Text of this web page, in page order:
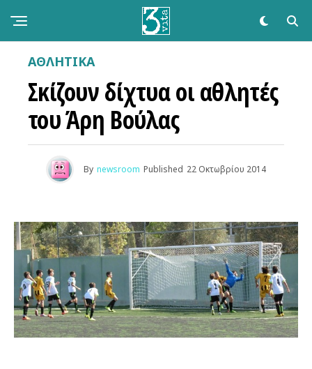
ΑΘΛΗΤΙΚΆ
Σκίζουν δίχτυα οι αθλητές
του Άρη Βούλας
By newsroom Published 22 Οκτωβρίου 2014